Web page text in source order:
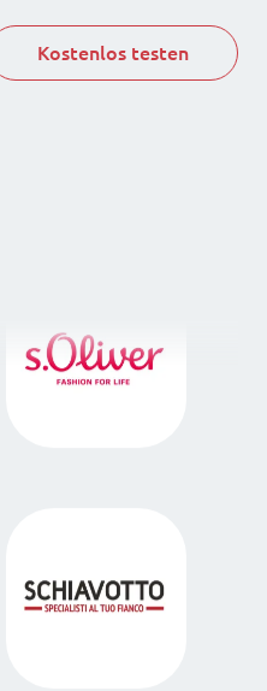
Kostenlos testen